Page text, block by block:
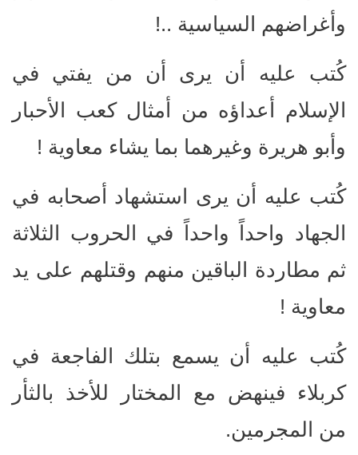
وأغراضهم السياسية ..!
كُتب عليه أن يرى أن من يفتي في
الإسلام أعداؤه من أمثال كعب الأحبار
وأبو هريرة وغيرهما بما يشاء معاوية !
كُتب عليه أن يرى استشهاد أصحابه في
الجهاد واحداً واحداً في الحروب الثلاثة
ثم مطاردة الباقين منهم وقتلهم على يد
معاوية !
كُتب عليه أن يسمع بتلك الفاجعة في
كربلاء فينهض مع المختار للأخذ بالثأر
من المجرمين.